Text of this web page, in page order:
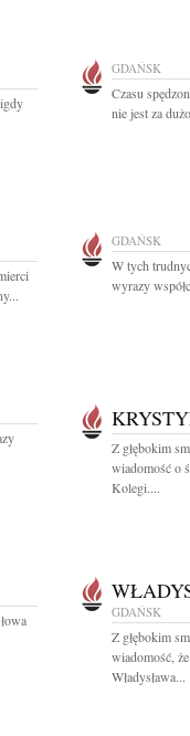
GDAŃSK
Czasu
nie jest za
GDAŃSK
W tych
wyrazy
Z głębokim
wiadomość o
Kolegi....
GDAŃSK
Z głębokim
wiadomość,
Władysława...